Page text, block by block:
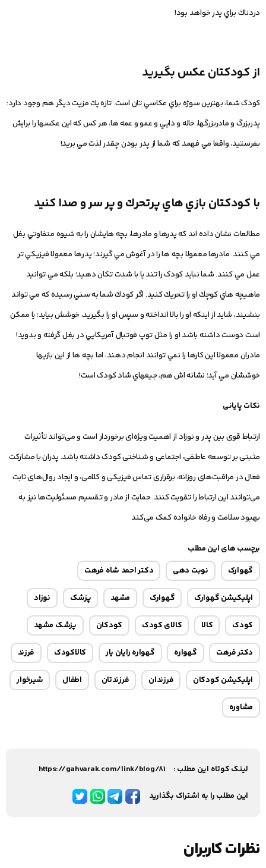
دردناك براي پدر خواهد بود!
از کودکتان عكس بگيريد
كودک شما، بهترين سوژه براي عكاسي تان است. تازه يك مزيت ديگر هم وجود دارد:
پدربزرگ و مادربزرگها، خاله و دايي و عمو و عمه ها، هر كس كه اين عكسها را برايش
بفرستيد، واقعا مي فهمد كه شما از پدر بودن چقدر لذت مي بريد!
با کودکتان بازي هاي پرتحرك و پر سر و صدا کنید
مطالعات نشان داده اند كه پدرها و مادرها، بچه هايشان را به شيوه متفاوتي بغل
مي كنند. مادرها معمولا بچه ها را در آغوش مي گيرند؛ پدرها معمولا فيزيكي تر
عمل مي كنند. شما نبايد كودک را تند يا با شدت تكان دهيد؛ بلكه مي توانيد
ماهيچه هاي كوچك او را تحريك كنيد. اگر كودك شما به سني رسيده كه مي تواند
بنشيند، شايد از اينكه او را بالا انداخته و سپس او را بگيريد، خوشش بيايد؛ يا ممكن
است دوست داشته باشد او را مثل توپ فوتبال آمريكايي در بغل گرفته و بدويد!
مادران معمولا اين كارها را نمي توانند انجام دهند، اما بچه ها از اين بازيها
خوششان مي آيد؛ نشانه اش هم، جيغهاي شاد كودک است!
نکات پایانی
ارتباط قوی بین پدر و نوزاد از اهمیت ویژه‌ای برخوردار است و می‌تواند تأثیرات
مثبتی بر توسعه عاطفی، اجتماعی و شناختی کودک داشته باشد. پدران با مشارکت
فعال در مراقبت‌های روزانه، برقراری تماس فیزیکی و کلامی، و ایجاد روال‌های ثابت
می‌توانند این ارتباط را تقویت کنند. حمایت از مادر و تقسیم مسئولیت‌ها نیز به
بهبود سلامت و رفاه خانواده کمک می‌کند
برچسب های این مطلب
گهوارک
نوبت دهی دکتر احمد شاه فرهت
اپلیکیشن گهوارک گهوارک مشهد پزشک نوزاد
کودک کالا کالای کودک کودکان پزشک مشهد
دکتر فرهت گهواره گهواره رایان یار کالاکودک فرزند
اپلیکیشن کودکان فرزندان فرزندتان اطفال شیرخوار
مشاوره
لینک کوتاه این مطلب : https://gahvarak.com/link/blog/81
این مطلب را به اشتراک بگذارید
نظرات کاربران